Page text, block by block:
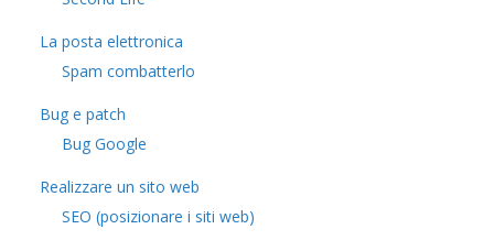
La posta elettronica
Spam combatterlo
Bug e patch
Bug Google
Realizzare un sito web
SEO (posizionare i siti web)